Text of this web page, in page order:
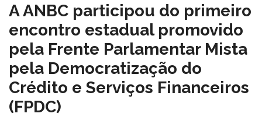
A ANBC participou do primeiro
encontro estadual promovido
pela Frente Parlamentar Mista
pela Democratização do
Crédito e Serviços Financeiros
(FPDC)